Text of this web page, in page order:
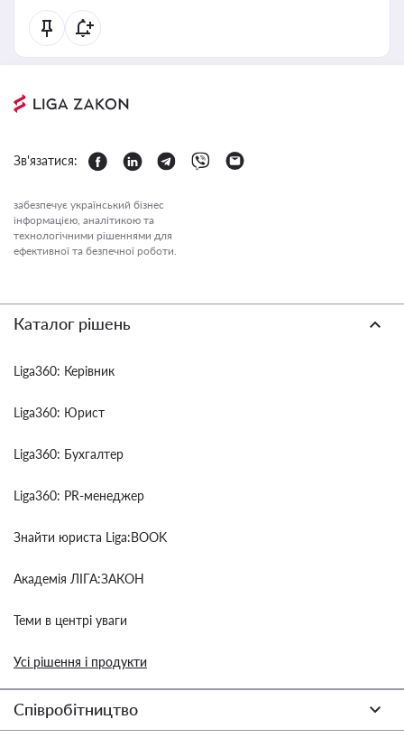
Зв'язатися:
забезпечує український бізнес
інформацією, аналітикою та
технологічними рішеннями для
ефективної та безпечної роботи.
Каталог рішень
Liga360: Керівник
Liga360: Юрист
Liga360: Бухгалтер
Liga360: PR-менеджер
Знайти юриста Liga:BOOK
Академія ЛІГА:ЗАКОН
Теми в центрі уваги
Усі рішення і продукти
Співробітництво